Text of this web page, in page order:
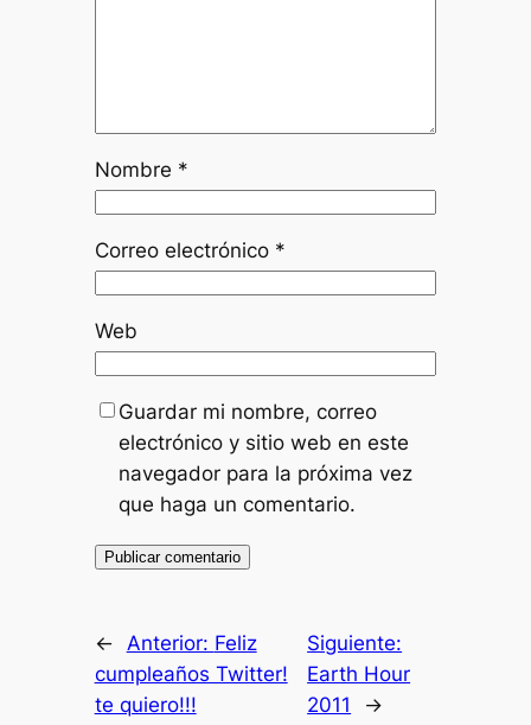
Nombre *
Correo electrónico *
Web
Guardar mi nombre, correo
electrónico y sitio web en este
navegador para la próxima vez
que haga un comentario.
← Anterior: Feliz
cumpleaños Twitter!
te quiero!!!
Siguiente:
Earth Hour
2011
→